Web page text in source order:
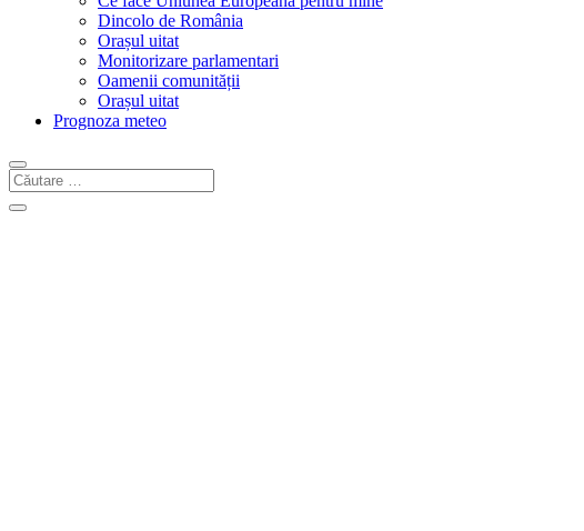
Dincolo de România
Orașul uitat
Monitorizare parlamentari
Oamenii comunității
Orașul uitat
Prognoza meteo